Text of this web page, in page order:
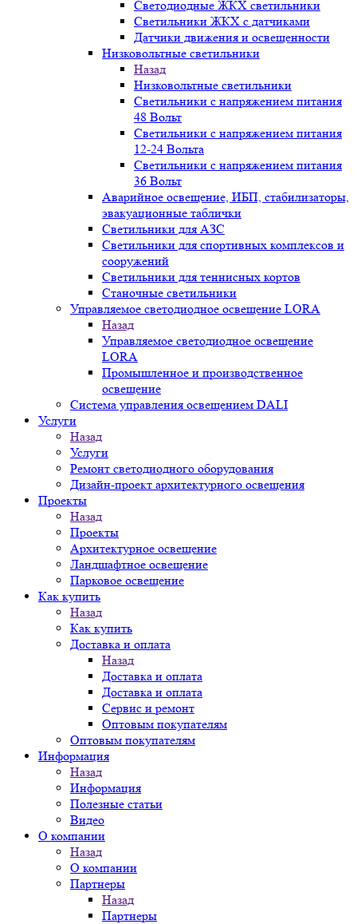
Светодиодные ЖКХ светильники
Светильники ЖКХ с датчиками
Датчики движения и освещенности
Низковольтные светильники
Назад
Низковольтные светильники
Светильники с напряжением питания
48 Вольт
Светильники с напряжением питания
12-24 Вольта
Светильники с напряжением питания
36 Вольт
Аварийное освещение, ИБП, стабилизаторы,
эвакуационные таблички
Светильники для АЗС
Светильники для спортивных комплексов и
сооружений
Светильники для теннисных кортов
Станочные светильники
Управляемое светодиодное освещение LORA
Назад
Управляемое светодиодное освещение
LORA
Промышленное и производственное
освещение
Система управления освещением DALI
Услуги
Назад
Услуги
Ремонт светодиодного оборудования
Дизайн-проект архитектурного освещения
Проекты
Назад
Проекты
Архитектурное освещение
Ландшафтное освещение
Парковое освещение
Как купить
Назад
Как купить
Доставка и оплата
Назад
Доставка и оплата
Доставка и оплата
Сервис и ремонт
Оптовым покупателям
Оптовым покупателям
Информация
Назад
Информация
Полезные статьи
Видео
О компании
Назад
О компании
Партнеры
Назад
Партнеры